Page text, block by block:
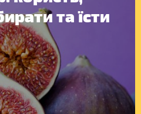
та їсти